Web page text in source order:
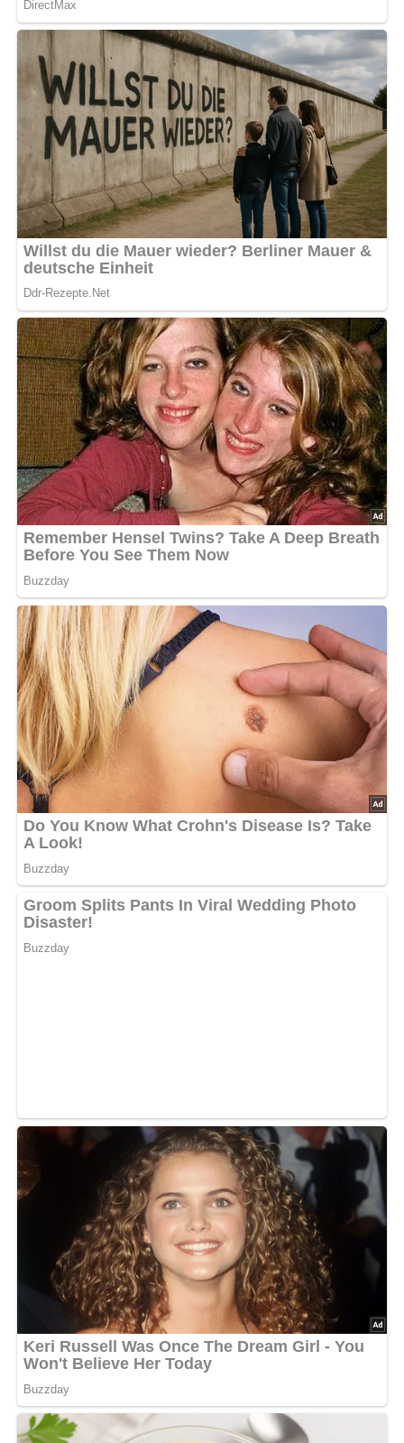
den geriebenen Roquefortkäse und die Eier zufügen.
Die Hackfleischplatte damit bestreichen und zu einer
Roulade zusammenrollen.
Quer in eine gefettete Bratpfanne auf Holzspeiler legen,
etwas Wasser aufgießen und unter zeitweiligem
Bepinseln mit flüssiger Butter in der Röhre goldgelb
braten.
Den garen erkalteten Hackbraten in Scheiben
schneiden und mit Salaten oder verschiedenen kalten
Soßen servieren.
[Nach: Tschechische Küche » Verlag PRACE, Praha, Verlag für die Frau, Leipzig, 1987]
4.4/5(7 Bewertung)